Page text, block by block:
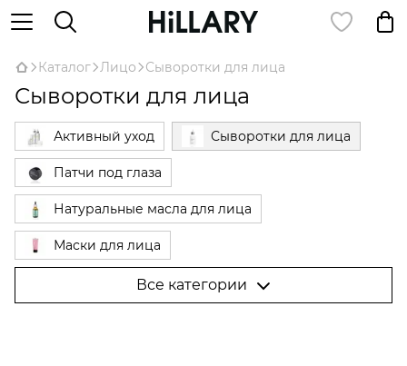
Каталог Лицо Сыворотки для лица
Сыворотки для лица
Активный уход Сыворотки для лица
Патчи под глаза
Натуральные масла для лица
Маски для лица
Бьюти Гаджеты для лица
Все категории